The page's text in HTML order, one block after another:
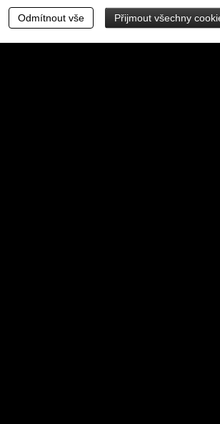
Odmítnout vše Přijmout všechny